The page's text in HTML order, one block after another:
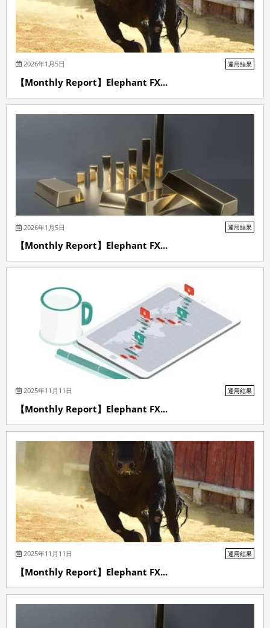
2026年1月5日 運用結果
【Monthly Report】Elephant FX...
2026年1月5日 運用結果
【Monthly Report】Elephant FX...
2025年11月11日 運用結果
【Monthly Report】Elephant FX...
2025年11月11日 運用結果
【Monthly Report】Elephant FX...